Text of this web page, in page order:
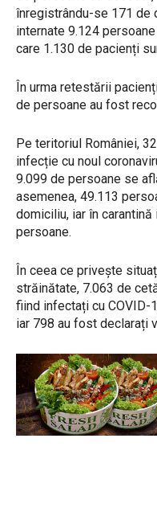
înregistrându-se 171 de
internate 9.124
care 1.130 de pacienți
În urma retestării
de persoane au fost
Pe teritoriul României,
infecție cu noul
9.099 de persoane se
asemenea, 49.113
domiciliu, iar în
persoane.
În ceea ce privește
străinătate, 7.063 de
fiind infectați cu COVID-
iar 798 au fost declarați